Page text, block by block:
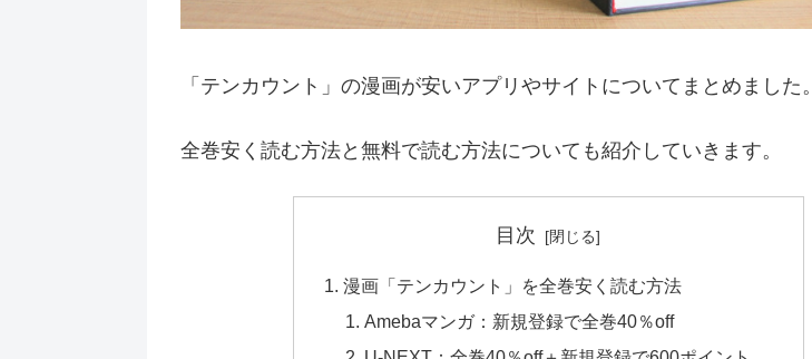
「テンカウント」の漫画が安いアプリやサイトについてまとめました。
全巻安く読む方法と無料で読む方法についても紹介していきます。
目次
漫画「テンカウント」を全巻安く読む方法
Amebaマンガ：新規登録で全巻40％off